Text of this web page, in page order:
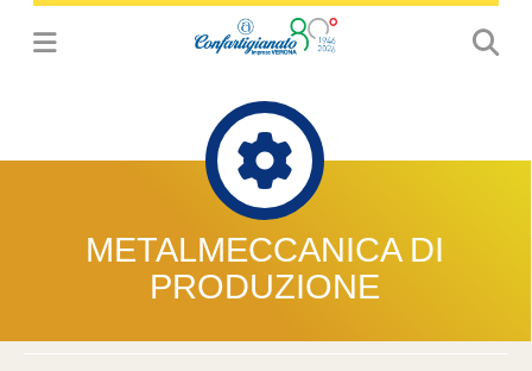
METALMECCANICA DI
PRODUZIONE